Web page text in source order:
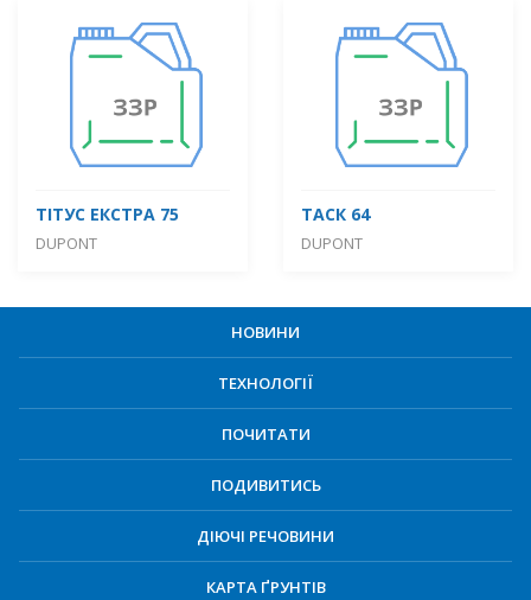
ТІТУС ЕКСТРА 75
DUPONT
ТАСК 64
DUPONT
НОВИНИ
ТЕХНОЛОГІЇ
ПОЧИТАТИ
ПОДИВИТИСЬ
ДІЮЧІ РЕЧОВИНИ
КАРТА ҐРУНТІВ